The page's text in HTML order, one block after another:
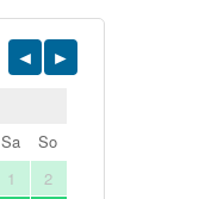
Sa
So
1
2